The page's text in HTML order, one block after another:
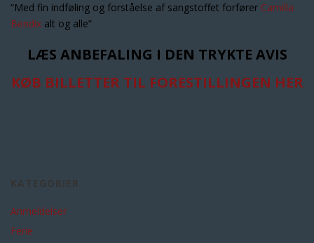
“Med fin indføling og forståelse af sangstoffet forfører Camilla
Bendix alt og alle”
LÆS ANBEFALING I DEN TRYKTE AVIS
KØB BILLETTER TIL FORESTILLINGEN HER
Anmeldelser
Ferie